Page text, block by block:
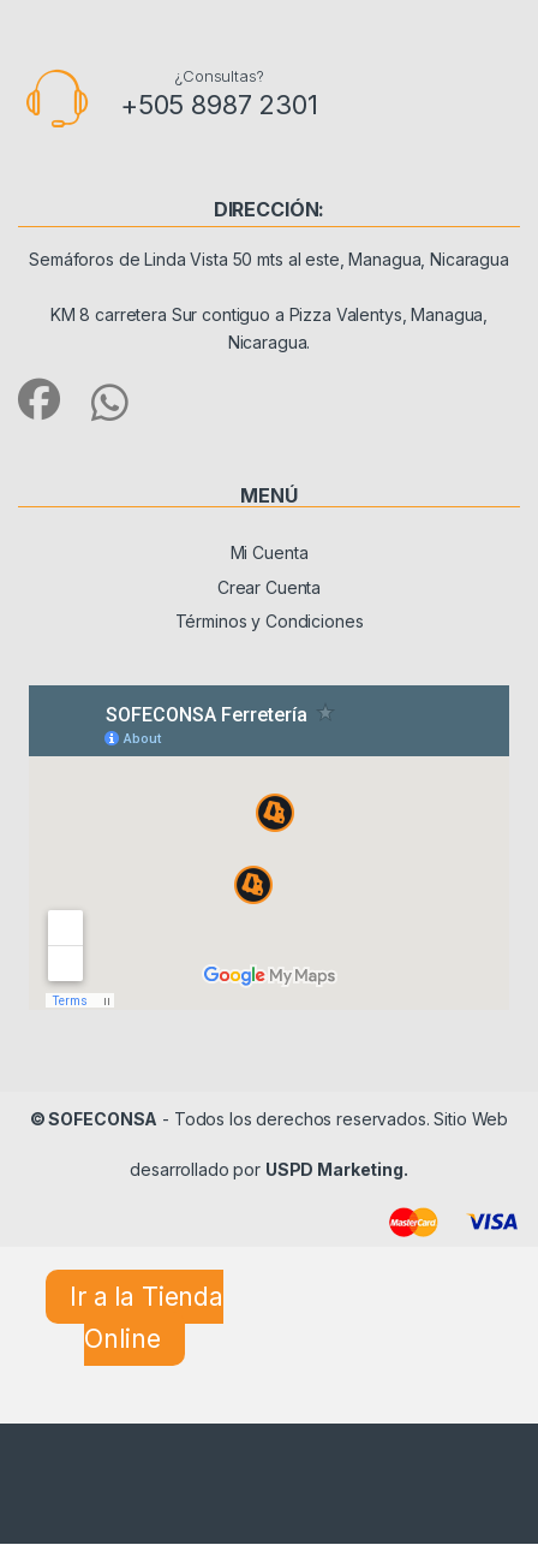
¿Consultas?
+505 8987 2301
DIRECCIÓN:
Semáforos de Linda Vista 50 mts al este, Managua, Nicaragua
KM 8 carretera Sur contiguo a Pizza Valentys, Managua,
Nicaragua.
MENÚ
Mi Cuenta
Crear Cuenta
Términos y Condiciones
© SOFECONSA - Todos los derechos reservados. Sitio Web
desarrollado por USPD Marketing.
Ir a la Tienda
Online